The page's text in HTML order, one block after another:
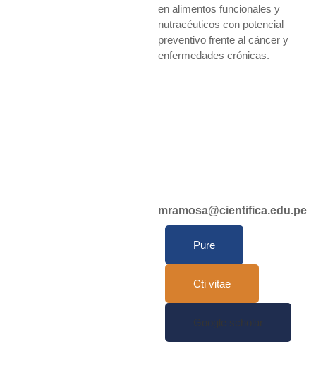
en alimentos funcionales y
nutracéuticos con potencial
preventivo frente al cáncer y
enfermedades crónicas.
mramosa@cientifica.edu.pe
Pure
Cti vitae
Google scholar